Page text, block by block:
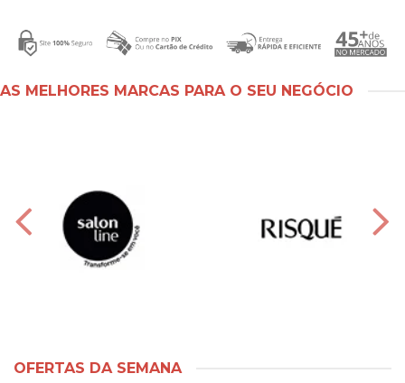
AS MELHORES MARCAS PARA O SEU NEGÓCIO
OFERTAS DA SEMANA